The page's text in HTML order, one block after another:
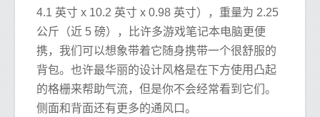
4.1 英寸 x 10.2 英寸 x 0.98 英寸），重量为 2.25
公斤（近 5 磅），比许多游戏笔记本电脑更便
携，我们可以想象带着它随身携带一个很舒服的
背包。也许最华丽的设计风格是在下方使用凸起
的格栅来帮助气流，但是你不会经常看到它们。
侧面和背面还有更多的通风口。